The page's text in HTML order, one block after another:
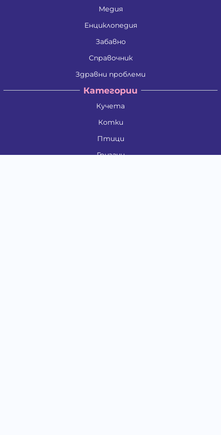
Медия
Енциклопедия
Забавно
Справочник
Здравни проблеми
Категории
Кучета
Котки
Птици
Гризачи